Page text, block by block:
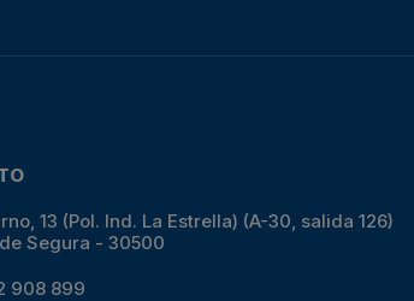
13 (Pol. Ind. La Estrella) (A-30, salida 126)
Segura - 30500
908 899